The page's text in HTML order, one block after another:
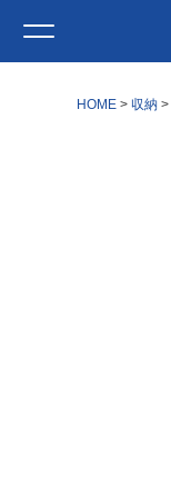
HOME 収納